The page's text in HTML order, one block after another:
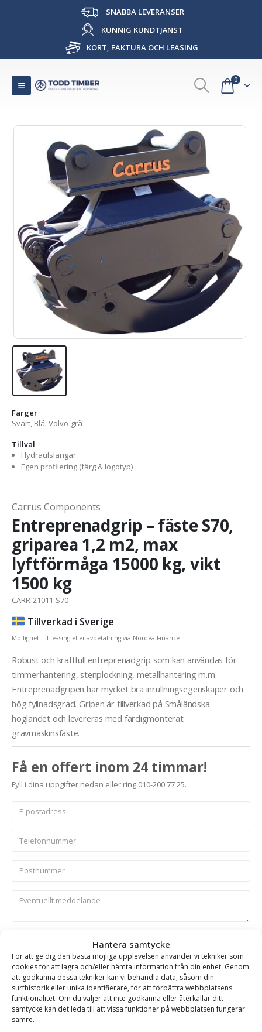
Hantera samtycke
För att ge dig den bästa möjliga upplevelsen använder vi tekniker som
cookies för att lagra och/eller hämta information från din enhet. Genom
att godkänna dessa tekniker kan vi behandla data, såsom din
surfhistorik eller unika identifierare, för att förbättra webbplatsens
funktionalitet. Om du väljer att inte godkänna eller återkallar ditt
samtycke kan det leda till att vissa funktioner på webbplatsen fungerar
sämre.
SNABBA LEVERANSER
KUNNIG KUNDTJÄNST
KORT, FAKTURA OCH LEASING
0
Färger
Svart, Blå, Volvo-grå
Tillval
Hydraulslangar
Egen profilering (färg & logotyp)
Carrus Components
Entreprenadgrip – fäste S70,
griparea 1,2 m2, max
lyftförmåga 15000 kg, vikt
1500 kg
CARR-21011-S70
Tillverkad i Sverige
Möjlighet till leasing eller avbetalning via Nordea Finance.
Robust och kraftfull entreprenadgrip som kan användas för
timmerhantering, stenplockning, metallhantering m.m.
Entreprenadgripen har mycket bra inrullningsegenskaper och
hög fyllnadsgrad. Gripen är tillverkad på Småländska
höglandet och levereras med färdigmonterat
grävmaskinsfäste.
Få en offert inom 24 timmar!
Fyll i dina uppgifter nedan eller ring 010-200 77 25.
Se alla produkter inom samma kategori
Entreprenadgripar